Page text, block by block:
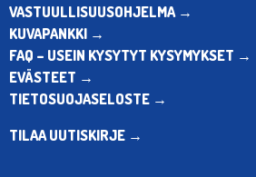
VASTUULLISUUSOHJELMA →
KUVAPANKKI →
FAQ – USEIN KYSYTYT KYSYMYKSET →
EVÄSTEET →
TIETOSUOJASELOSTE →
TILAA UUTISKIRJE →